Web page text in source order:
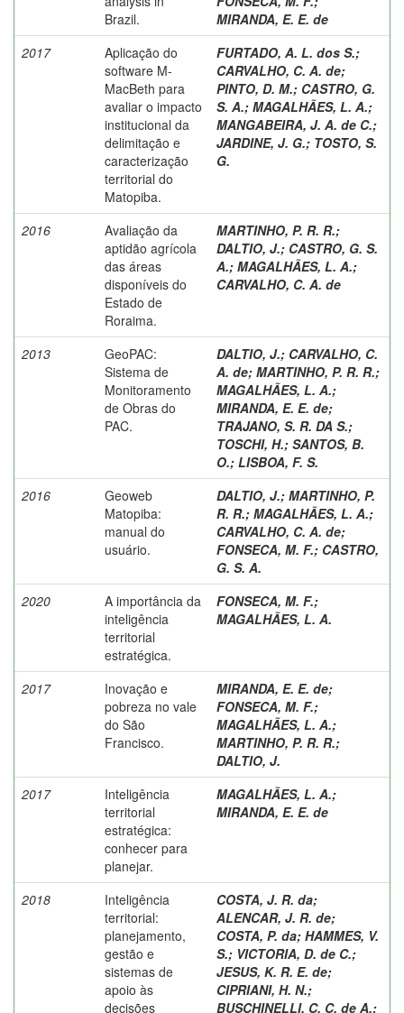
Brazil.
MIRANDA, E. E. de
2017
Aplicação do
software M-
MacBeth para
avaliar o impacto
institucional da
delimitação e
caracterização
territorial do
Matopiba.
FURTADO, A. L. dos S.;
CARVALHO, C. A. de;
PINTO, D. M.; CASTRO, G.
S. A.; MAGALHÃES, L. A.;
MANGABEIRA, J. A. de C.;
JARDINE, J. G.; TOSTO, S.
G.
2016
Avaliação da
aptidão agrícola
das áreas
disponíveis do
Estado de
Roraima.
MARTINHO, P. R. R.;
DALTIO, J.; CASTRO, G. S.
A.; MAGALHÃES, L. A.;
CARVALHO, C. A. de
2013
GeoPAC:
Sistema de
Monitoramento
de Obras do
PAC.
DALTIO, J.; CARVALHO, C.
A. de; MARTINHO, P. R. R.;
MAGALHÃES, L. A.;
MIRANDA, E. E. de;
TRAJANO, S. R. DA S.;
TOSCHI, H.; SANTOS, B.
O.; LISBOA, F. S.
2016
Geoweb
Matopiba:
manual do
usuário.
DALTIO, J.; MARTINHO, P.
R. R.; MAGALHÃES, L. A.;
CARVALHO, C. A. de;
FONSECA, M. F.; CASTRO,
G. S. A.
2020
A importância da
inteligência
territorial
estratégica.
FONSECA, M. F.;
MAGALHÃES, L. A.
2017
Inovação e
pobreza no vale
do São
Francisco.
MIRANDA, E. E. de;
FONSECA, M. F.;
MAGALHÃES, L. A.;
MARTINHO, P. R. R.;
DALTIO, J.
2017
Inteligência
territorial
estratégica:
conhecer para
planejar.
MAGALHÃES, L. A.;
MIRANDA, E. E. de
2018
Inteligência
territorial:
planejamento,
gestão e
sistemas de
apoio às
decisões
COSTA, J. R. da;
ALENCAR, J. R. de;
COSTA, P. da; HAMMES, V.
S.; VICTORIA, D. de C.;
JESUS, K. R. E. de;
CIPRIANI, H. N.;
BUSCHINELLI, C. C. de A.;